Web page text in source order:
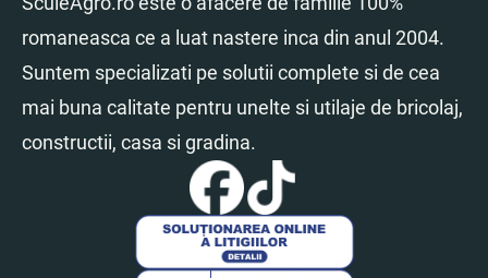
romaneasca ce a luat nastere inca din anul 2004.
Suntem specializati pe solutii complete si de cea
mai buna calitate pentru unelte si utilaje de bricolaj,
constructii, casa si gradina.